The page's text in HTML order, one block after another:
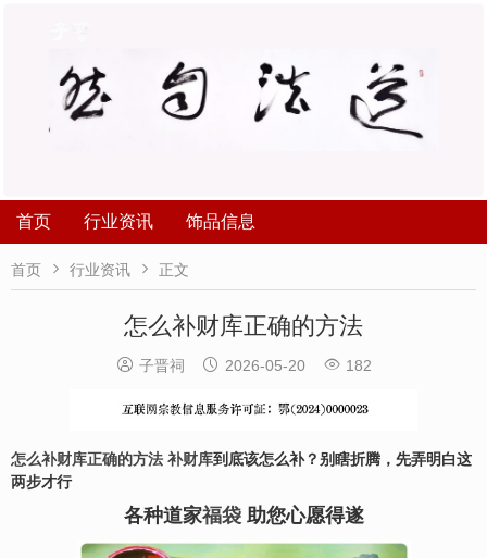
首页 行业资讯 饰品信息
首页  行业资讯  正文
怎么补财库正确的方法
 子晋祠  2026-05-20  182
怎么补财库正确的方法 补财库到底该怎么补？别瞎折腾，先弄明白这
两步才行
各种道家福袋助您心愿得遂